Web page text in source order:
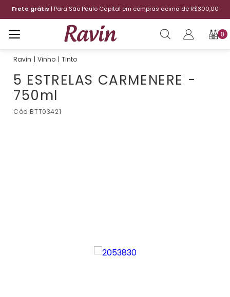
Frete grátis | Para São Paulo Capital em compras acima de R$300,00
0
Vinho Tinto
5 ESTRELAS CARMENERE -
750ml
Cód:BTT03421